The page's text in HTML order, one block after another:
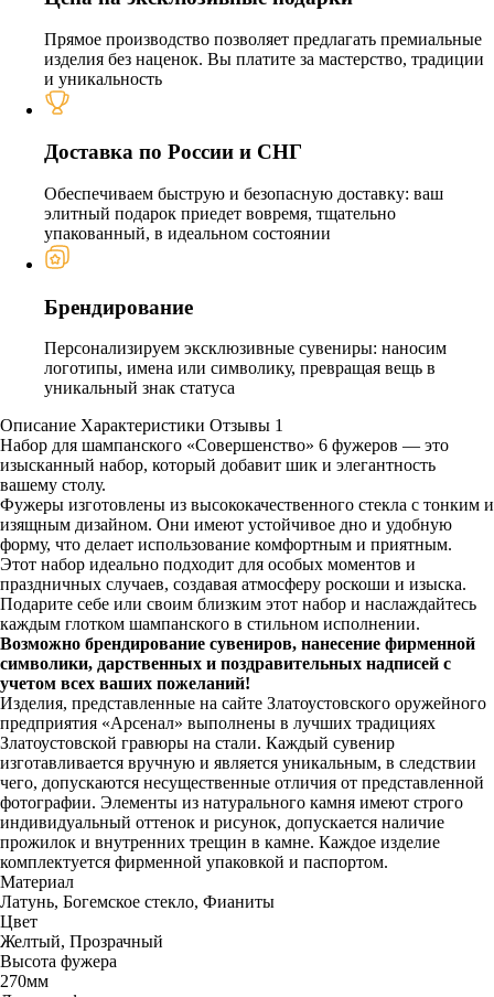
Прямое производство позволяет предлагать премиальные
изделия без наценок. Вы платите за мастерство, традиции
и уникальность
Доставка по России и СНГ
Обеспечиваем быструю и безопасную доставку: ваш
элитный подарок приедет вовремя, тщательно
упакованный, в идеальном состоянии
Брендирование
Персонализируем эксклюзивные сувениры: наносим
логотипы, имена или символику, превращая вещь в
уникальный знак статуса
Описание Характеристики Отзывы 1
Набор для шампанского «Совершенство» 6 фужеров — это
изысканный набор, который добавит шик и элегантность
вашему столу.
Фужеры изготовлены из высококачественного стекла с тонким и
изящным дизайном. Они имеют устойчивое дно и удобную
форму, что делает использование комфортным и приятным.
Этот набор идеально подходит для особых моментов и
праздничных случаев, создавая атмосферу роскоши и изыска.
Подарите себе или своим близким этот набор и наслаждайтесь
каждым глотком шампанского в стильном исполнении.
Возможно брендирование сувениров, нанесение фирменной
символики, дарственных и поздравительных надписей с
учетом всех ваших пожеланий!
Изделия, представленные на сайте Златоустовского оружейного
предприятия «Арсенал» выполнены в лучших традициях
Златоустовской гравюры на стали. Каждый сувенир
изготавливается вручную и является уникальным, в следствии
чего, допускаются несущественные отличия от представленной
фотографии. Элементы из натурального камня имеют строго
индивидуальный оттенок и рисунок, допускается наличие
прожилок и внутренних трещин в камне. Каждое изделие
комплектуется фирменной упаковкой и паспортом.
Материал
Латунь, Богемское стекло, Фианиты
Цвет
Желтый, Прозрачный
Высота фужера
270мм